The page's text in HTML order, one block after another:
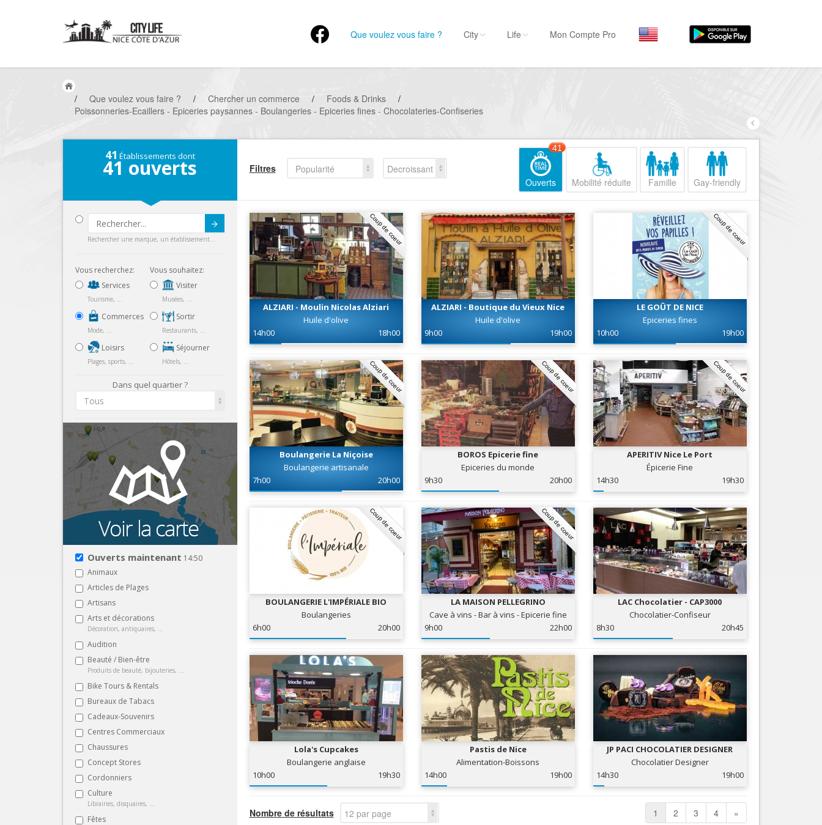
Que voulez vous faire ?
Musées, ...
Sortir
Commerces
Loisirs
Plages, sports, ...
Services
Tourisme, ...
Nice Promenade du
Nice le Port
Nice le Vieux Nice
Nice les Collines Niçoises
Nice le petit Marais Niçois
Nice la plaine du Var
City Life Mon Compte Pro
/ Que voulez vous faire ? / Chercher un commerce / Foods & Drinks
/
Poissonneries-Ecaillers - Epiceries paysannes - Boulangeries - Epiceries fines - Chocolateries-Confiseries
41 Établissements dont
41 ouverts
Rechercher une marque, un établissement...
Vous recherchez:
Services
Tourisme, ...
Commerces
Mode, ...
Loisirs
Plages, sports, ...
Vous souhaitez:
Visiter
Musées, ...
Sortir
Restaurants, ...
Séjourner
Hôtels, ...
Dans quel quartier ?
Tous
Ouverts maintenant 14:50
Animaux
Articles de Plages
Artisans
Arts et décorations
Décoration, antiquaires, ...
Audition
Beauté / Bien-être
Produits de beauté, bijouteries, ...
Bike Tours & Rentals
Bureaux de Tabacs
Cadeaux-Souvenirs
Centres Commerciaux
Chaussures
Concept Stores
Cordonniers
Culture
Librairies, disquaires, ...
Fêtes
Filtres Popularité
Decroissant
Ouverts
41
Mobilité réduite Famille Gay-friendly
Coup de coeur
ALZIARI - Moulin Nicolas Alziari
Huile d'olive
14h00
18h00
ALZIARI - Boutique du Vieux Nice
Huile d'olive
9h00
19h00
Coup de coeur
LE GOÛT DE NICE
Epiceries fines
10h00
19h00
Coup de coeur
Boulangerie La Niçoise
Boulangerie artisanale
7h00
20h00
Coup de coeur
BOROS Epicerie fine
Epiceries du monde
9h30
20h00
Coup de coeur
APERITIV Nice Le Port
Épicerie Fine
14h30
19h30
Coup de coeur
BOULANGERIE L'IMPÉRIALE BIO
Boulangeries
6h00
20h00
Coup de coeur
LA MAISON PELLEGRINO
Cave à vins - Bar à vins - Epicerie fine
9h00
22h00
LAC Chocolatier - CAP3000
Chocolatier-Confiseur
8h30
20h45
Lola's Cupcakes
Boulangerie anglaise
10h00
19h30
Pastis de Nice
Alimentation-Boissons
14h00
19h00
JP PACI CHOCOLATIER DESIGNER
Chocolatier Designer
14h30
19h00
Nombre de résultats 12 par page 1 2 3 4 »